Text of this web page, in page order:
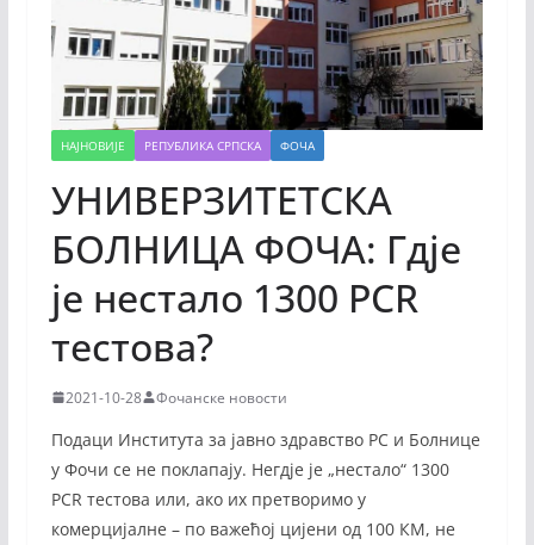
НАЈНОВИЈЕ РЕПУБЛИКА СРПСКА ФОЧА
УНИВЕРЗИТЕТСКА
БОЛНИЦА ФОЧА: Гдје
је нестало 1300 PCR
тестова?
2021-10-28 Фочанске новости
Подаци Института за јавно здравство РС и Болнице
у Фочи се не поклапају. Негдје је „нестало“ 1300
PCR тестова или, ако их претворимо у
комерцијалне – по важећој цијени од 100 КМ, не